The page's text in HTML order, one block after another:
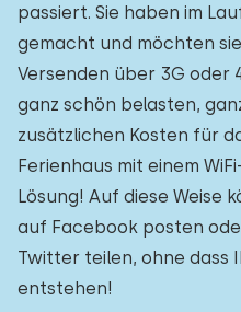
passiert. Sie haben im
gemacht und möchten
Versenden über 3G oder
ganz schön belasten,
zusätzlichen Kosten für
Ferienhaus mit einem
Lösung! Auf diese Weise
auf Facebook posten
Twitter teilen, ohne dass
entstehen!